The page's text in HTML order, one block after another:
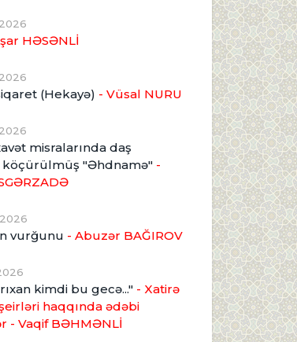
HƏSƏNLİ
(Hekayə) - Vüsal NURU
misralarında daş
köçürülmüş "Əhdnamə" -
vurğunu - Abuzər BAĞIROV
kimdi bu gecə..." - Xatirə
haqqında ədəbi
- Vaqif BƏHMƏNLİ